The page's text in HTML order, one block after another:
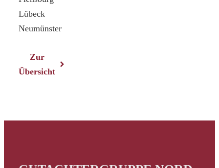
Lübeck
Neumünster
Zur
Übersicht